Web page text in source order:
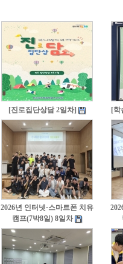
[진로집단상담 2일차] [학
2026년 인터넷·스마트폰 치유
캠프(7박8일) 8일차